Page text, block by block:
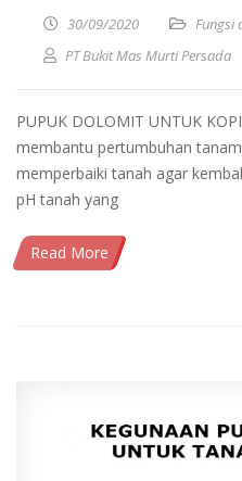
30/09/2020
Fungsi
PT Bukit Mas Murti Persada
PUPUK DOLOMIT UNTUK
membantu pertumbuhan
memperbaiki tanah agar
pH tanah yang
Read More